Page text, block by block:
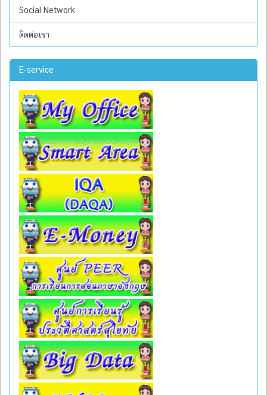
Social Network
ติดต่อเรา
E-service